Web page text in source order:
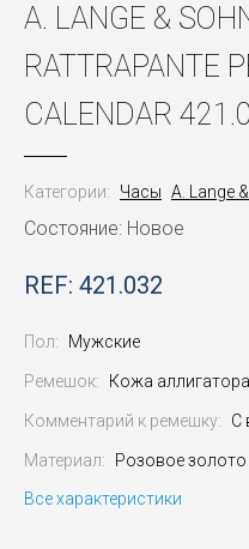
A. LANGE &
RATTRAPANTE
CALENDAR
Категории: Часы A. Lange
Состояние: Новое
REF: 421.032
Пол: Мужские
Ремешок: Кожа аллигатора
Комментарий к ремешку: С
Материал:
Розовое золото
Все характеристики